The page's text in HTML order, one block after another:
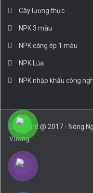
Cây lương thực
NPK 3 màu
NPK cáng ép 1 màu
NPK Lúa
NPK nhập khẩu công
Copyright @ 2017 - Nông
Vương